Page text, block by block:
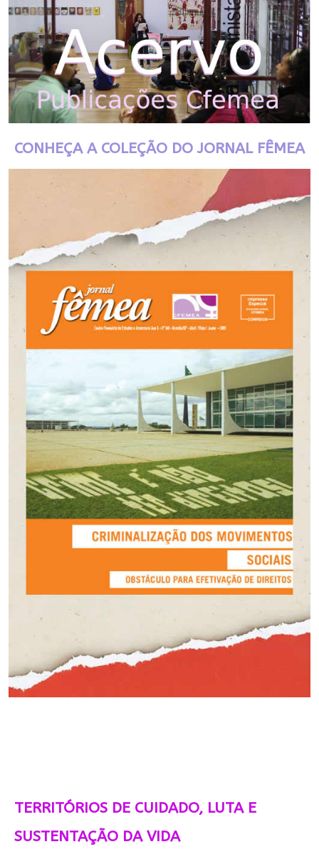
CONHEÇA A COLEÇÃO DO JORNAL FÊMEA
TERRITÓRIOS DE CUIDADO, LUTA E
SUSTENTAÇÃO DA VIDA